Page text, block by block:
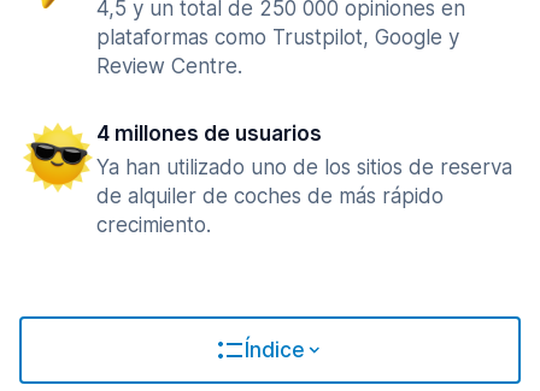
4,5 y un total de 250 000 opiniones en
plataformas como Trustpilot, Google y
Review Centre.
4 millones de usuarios
Ya han utilizado uno de los sitios de reserva
de alquiler de coches de más rápido
crecimiento.
Índice